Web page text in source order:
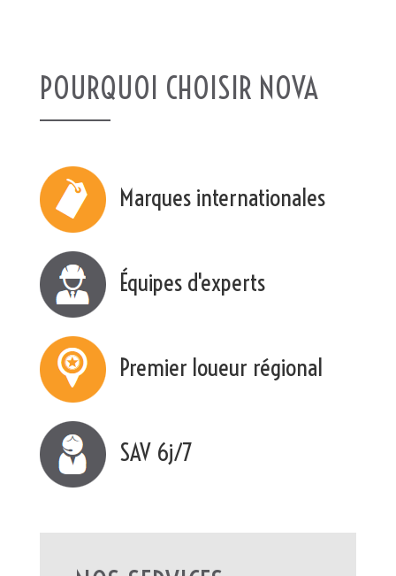
POURQUOI CHOISIR NOVA
Marques internationales
Équipes d'experts
Premier loueur régional
SAV 6j/7